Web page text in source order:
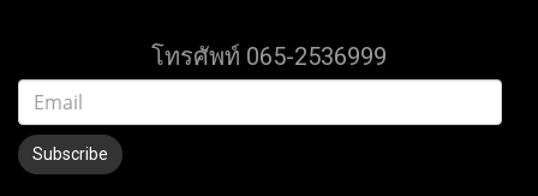
โทรศัพท์ 065-2536999
Subscribe